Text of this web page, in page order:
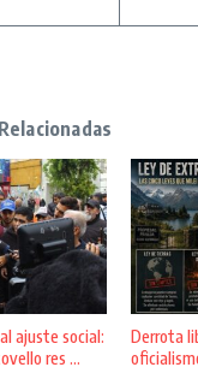
ajuste social:
res ...
Derrota